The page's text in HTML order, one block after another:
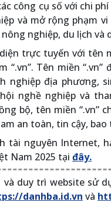
công cụ số với chi
và mở rộng phạm
nghiệp, du lịch và
trực tuyến với tên
“.vn”. Tên miền
nghiệp địa phương,
nghề nghiệp và
bộ, tên miền “.vn”
an toàn, tin cậy, bao
tài nguyên Internet,
Nam 2025 tại đây.
duy trì website sử
danhba.id.vn và